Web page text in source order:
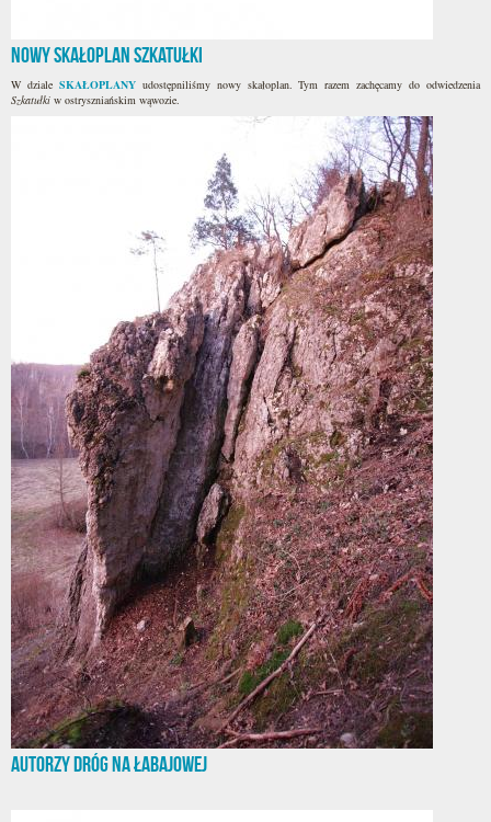
Nowy skałoplan Szkatułki
W dziale SKAŁOPLANYudostępniliśmy nowy skałoplan. Tym razem zachęcamy do odwiedzenia
Szkatułki w ostryszniańskim wąwozie.
Autorzy dróg na Łabajowej